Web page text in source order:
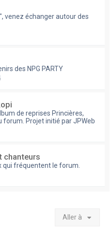
venez échanger autour des
des NPG PARTY
de reprises Princières,
forum. Projet initié par JPWeb
chanteurs
qui fréquentent le forum.
Aller à